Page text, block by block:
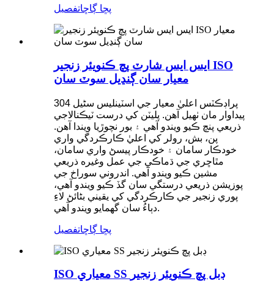
پڇا ڳاڇاتفصيل
ايس ايس شارٽ پچ ڪنويئر زنجير ISO
معيار سان ڳنڍيل سوٽ سان
پراڊڪٽس اعليٰ معيار جي اسٽينلیس سٹیل 304
پيداوار مان ٺهيل آهن. پليٽن کي درست ٽيڪنالاجي
ذريعي پنچ ڪيو ويندو آهي ۽ بور نچوڙيا ويندا آهن.
پن، بش، رولر کي اعليٰ ڪارڪردگي واري
خودڪار سامان ۽ خودڪار پيسڻ واري سامان،
مٿاڇري جي ڌماڪي جي عمل وغيره ذريعي
مشين ڪيو ويندو آهي. اندروني سوراخ جي
پوزيشن ذريعي درستگي سان گڏ ڪيو ويندو آهي،
پوري زنجير جي ڪارڪردگي کي يقيني بڻائڻ لاءِ
دٻاءُ سان گھمايو ويندو آهي.
پڇا ڳاڇاتفصيل
ISO معياري SS ڊبل پچ ڪنويئر زنجير